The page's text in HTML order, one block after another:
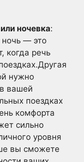
ночевка:
ночь — это
когда речь
нужно
вашей
поездках
комфорта
сильно
уровня
вы сможете